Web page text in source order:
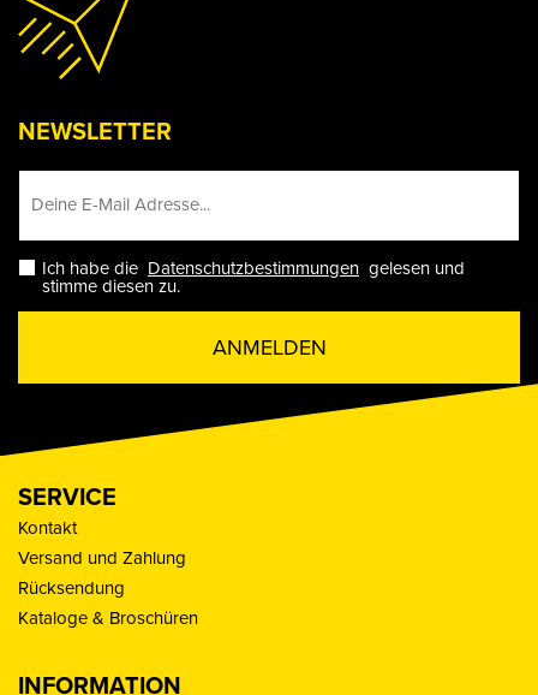
NEWSLETTER
Ich habe die Datenschutzbestimmungen gelesen und
stimme diesen zu.
ANMELDEN
SERVICE
Kontakt
Versand und Zahlung
Rücksendung
Kataloge & Broschüren
INFORMATION